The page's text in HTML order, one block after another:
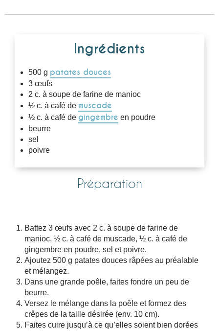
Ingrédients
500 g patates douces
3 œufs
2 c. à soupe de farine de manioc
½ c. à café de muscade
½ c. à café de gingembre en poudre
beurre
sel
poivre
Préparation
Battez 3 œufs avec 2 c. à soupe de farine de
manioc, ½ c. à café de muscade, ½ c. à café de
gingembre en poudre, sel et poivre.
Ajoutez 500 g patates douces râpées au préalable
et mélangez.
Dans une grande poêle, faites fondre un peu de
beurre.
Versez le mélange dans la poêle et formez des
crêpes de la taille désirée (env. 10 cm).
Faites cuire jusqu’à ce qu’elles soient bien dorées